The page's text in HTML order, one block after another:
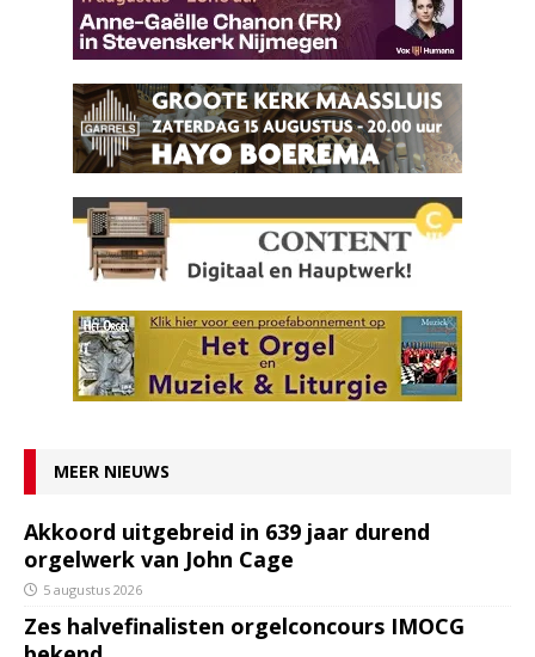
MEER NIEUWS
Akkoord uitgebreid in 639 jaar durend
orgelwerk van John Cage
5 augustus 2026
Zes halvefinalisten orgelconcours IMOCG